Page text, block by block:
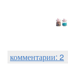
комментарии: 2